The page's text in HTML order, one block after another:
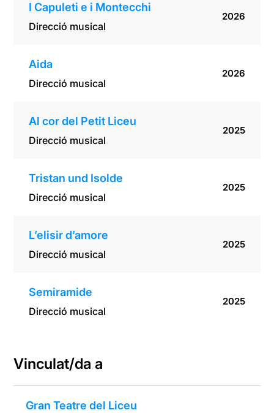
I Capuleti e i Montecchi
Direcció musical
2026
Aida
Direcció musical
2026
Al cor del Petit Liceu
Direcció musical
2025
Tristan und Isolde
Direcció musical
2025
L’elisir d’amore
Direcció musical
2025
Semiramide
Direcció musical
2025
Vinculat/da a
Gran Teatre del Liceu